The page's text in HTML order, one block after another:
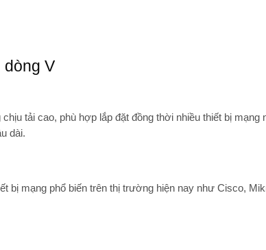
dòng V
tải cao, phù hợp lắp đặt đồng thời nhiều thiết bị mạng
dài.
bị mạng phổ biến trên thị trường hiện nay như Cisco,